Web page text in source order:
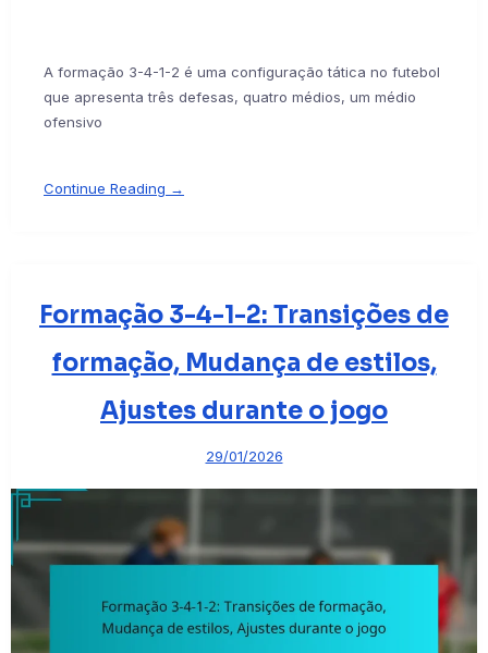
A formação 3-4-1-2 é uma configuração tática no futebol
que apresenta três defesas, quatro médios, um médio
ofensivo
Continue Reading →
Formação 3-4-1-2: Transições de
formação, Mudança de estilos,
Ajustes durante o jogo
29/01/2026